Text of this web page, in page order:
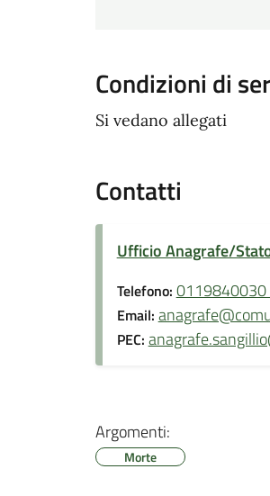
Condizioni di
Si vedano allegati
Contatti
Ufficio Anagrafe/
Telefono:
Email:
PEC:
Argomenti:
Morte